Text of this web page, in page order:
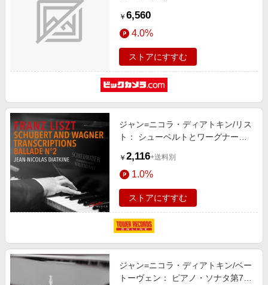
￥ 6,560
4.0%
ストアにすすむ
ジャン=ニコラ・ディアトキン/リス
ト： シューベルトとワーグナー作
[SM399]
￥ 2,116+送料別
1.0%
ストアにすすむ
ジャン=ニコラ・ディアトキン/ベー
トーヴェン： ピアノ・ソナタ第7